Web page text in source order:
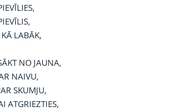
KĀ LABĀK,
NO JAUNA,
NAIVU,
SKUMJU,
ATGRIEZTIES,